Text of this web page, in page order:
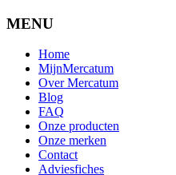
MENU
Home
MijnMercatum
Over Mercatum
Blog
FAQ
Onze producten
Onze merken
Contact
Adviesfiches